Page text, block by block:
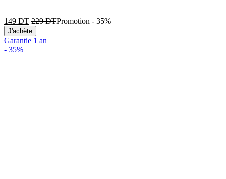
149 DT 229DTPromotion - 35%
J'achète
Garantie 1 an
- 35%